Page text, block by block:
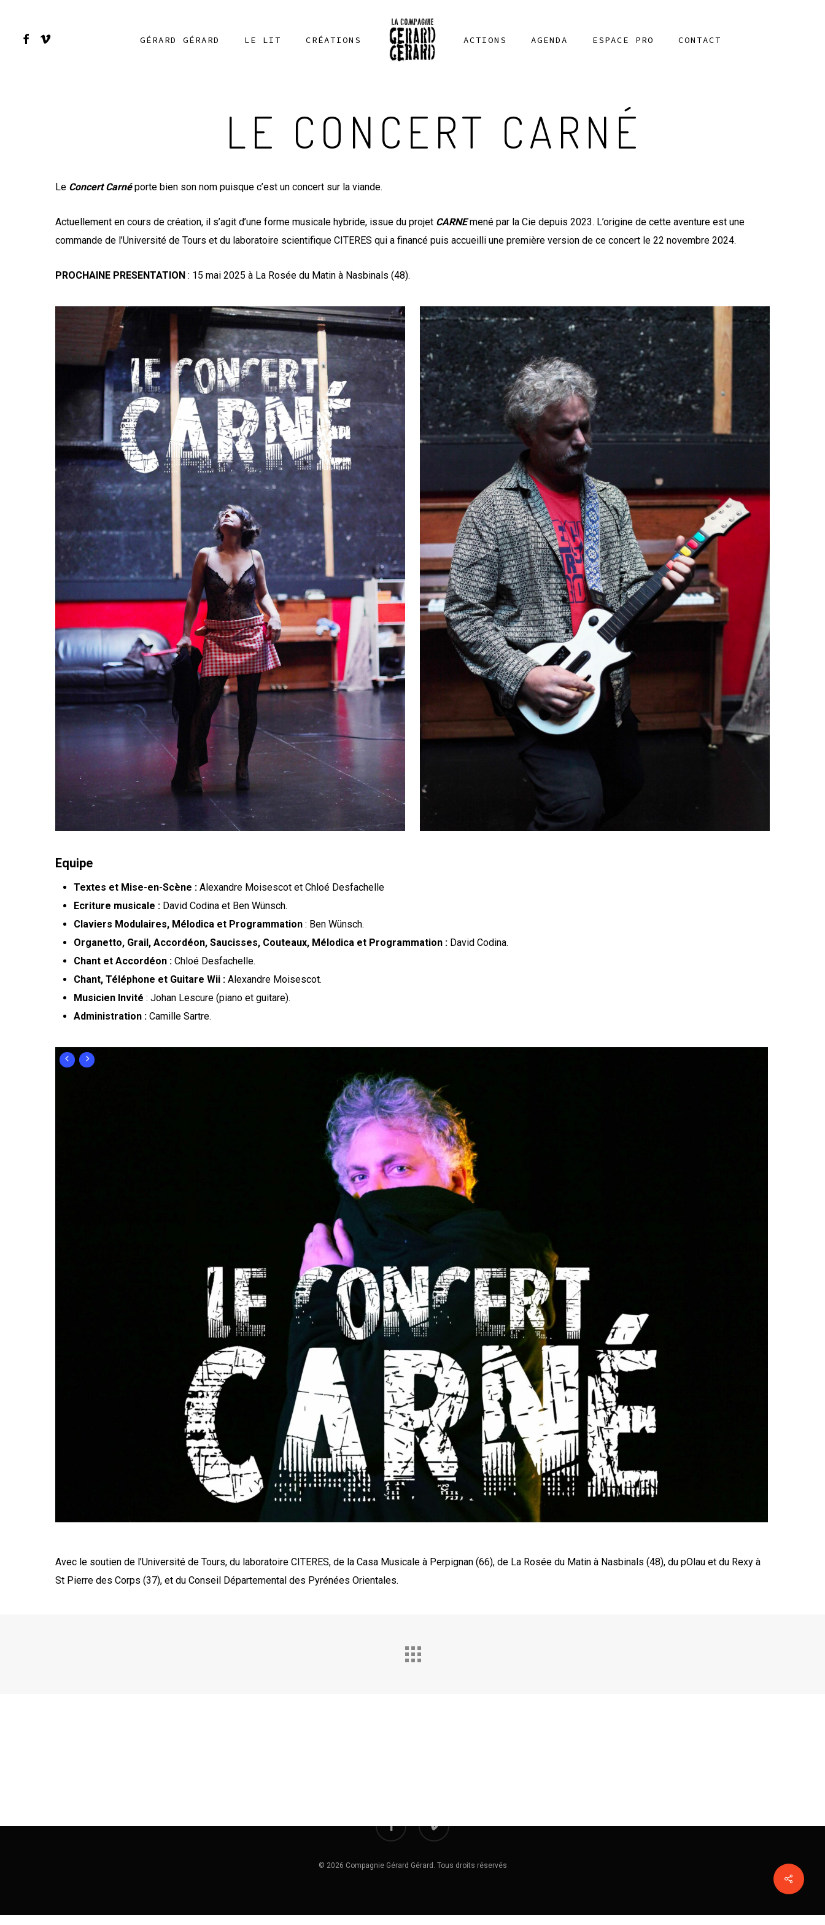
GÉRARD GÉRARD LE LIT CRÉATIONS ACTIONS AGENDA ESPACE PRO CONTACT
FACEBOOK
VIMEO
LE CONCERT CARNÉ
Le Concert Carnéporte bien son nom puisque c’est un concert sur la viande.
Actuellement en cours de création, il s’agit d’une forme musicale hybride, issue du projet CARNEmené par la Cie depuis 2023. L’origine de cette aventure est une
commande de l’Université de Tours et du laboratoire scientifique CITERES qui a financé puis accueilli une première version de ce concert le 22 novembre 2024.
PROCHAINE PRESENTATION : 15 mai 2025 à La Rosée du Matin à Nasbinals (48).
Equipe
Textes et Mise-en-Scène : Alexandre Moisescot et Chloé Desfachelle
Ecriture musicale : David Codina et Ben Wünsch.
Claviers Modulaires, Mélodica et Programmation: Ben Wünsch.
Organetto, Grail, Accordéon, Saucisses, Couteaux, Mélodica et Programmation : David Codina.
Chant et Accordéon :Chloé Desfachelle.
Chant, Téléphone et Guitare Wii : Alexandre Moisescot.
Musicien Invité: Johan Lescure (piano et guitare).
Administration : Camille Sartre.
Avec le soutien de l’Université de Tours, du laboratoire CITERES, de la Casa Musicale à Perpignan (66), de La Rosée du Matin à Nasbinals (48), du pOlau et du Rexy à
St Pierre des Corps (37), et du Conseil Départemental des Pyrénées Orientales.
© 2026 Compagnie Gérard Gérard. Tous droits réservés